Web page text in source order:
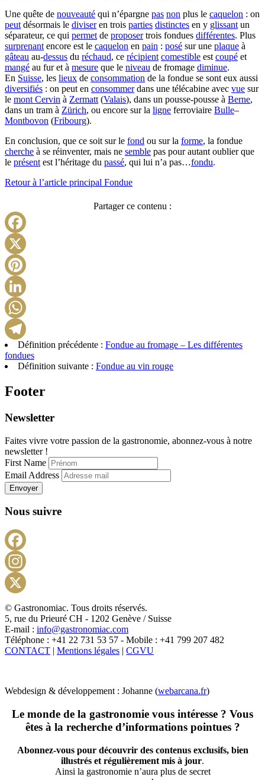
Une quête de nouveauté qui n’épargne pas non plus le caquelon : on
peut désormais le diviseren trois parties distinctes en y glissant un
séparateur, ce qui permet de proposertrois fondues différentes. Plus
surprenant encore est le caquelon en pain : posé sur une plaque à
gâteau au-dessus du réchaud, ce récipient comestible est coupé et
mangé au fur et à mesure que le niveau de fromage diminue.
En Suisse, les lieux de consommation de la fondue se sont eux aussi
diversifiés : on peut en consommerdans une télécabine avec vue sur
le mont Cervin à Zermatt (Valais), dans un pousse-pousse à Berne,
dans un tram à Zürich, ou encore sur la ligne ferroviaire Bulle–
Montbovon (Fribourg).
En conclusion, que ce soit sur le fond ou sur la forme, la fondue
cherche à se réinventer, mais ne semble pas pour autant oublier que
le présent est l’héritage du passé, qui lui n’a pas…fondu.
Retour à l’article principal Fondue
Partager ce contenu :
Telegram
Définition précédente : Fondue au fromage – Les différentes
fondues
Définition suivante : Fondue au vin rouge
Footer
Newsletter
Faites vivre votre passion de la gastronomie, abonnez-vous à notre
newsletter !
First Name
Email Address
Envoyer
Nous suivre
X
© Gastronomiac. Tous droits réservés.
5, rue du Prieuré CH - 1202 Genève / Suisse
E-mail : info@gastronomiac.com
Téléphone : +41 22 731 53 57 - Mobile : +41 799 207 482
CONTACT | Mentions légales | CGVU
Webdesign & développement : Johanne (webarcana.fr)
Le monde de la gastronomie vous intéresse ? Vous
êtes à la recherche d’informations pointues ?
Abonnez-vous pour découvrir des contenus exclusifs, bien
illustrés et régulièrement mis à jour.
Ainsi la gastronomie n’aura plus de secret